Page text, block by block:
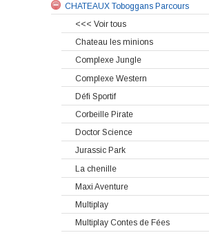
CHATEAUX Toboggans Parcours
<<< Voir tous
Chateau les minions
Complexe Jungle
Complexe Western
Défi Sportif
Corbeille Pirate
Doctor Science
Jurassic Park
La chenille
Maxi Aventure
Multiplay
Multiplay Contes de Fées